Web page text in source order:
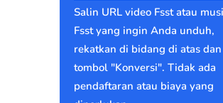
Salin URL video Fsst atau
Fsst yang ingin Anda unduh,
rekatkan di bidang di atas
tombol "Konversi". Tidak ada
pendaftaran atau biaya yang